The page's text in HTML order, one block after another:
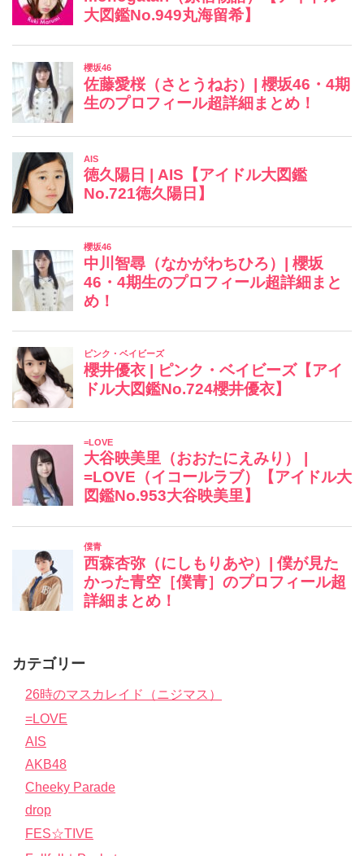
カテゴリー
26時のマスカレイド（ニジマス）
=LOVE
AIS
AKB48
Cheeky Parade
drop
FES☆TIVE